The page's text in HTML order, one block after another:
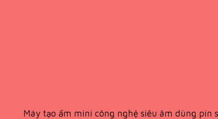
Máy tạo ẩm mini công nghệ siêu âm dùng pin